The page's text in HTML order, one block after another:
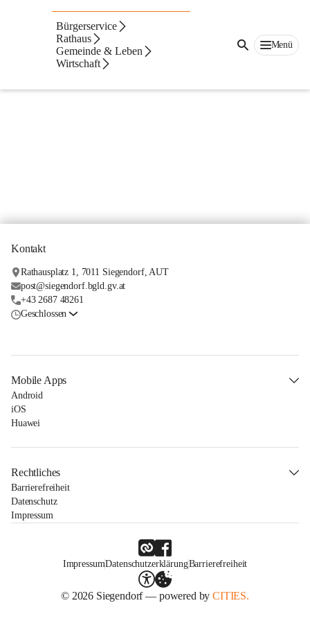
Bürgerservice
Rathaus
Gemeinde & Leben
Wirtschaft
Menü
Abfallvermeidungskonzept
Kontakt
Rathausplatz 1, 7011 Siegendorf, AUT
post@siegendorf.bgld.gv.at
+43 2687 48261
Geschlossen
Mobile Apps
Android
iOS
Huawei
Rechtliches
Barrierefreiheit
Datenschutz
Impressum
ImpressumDatenschutzerklärungBarrierefreiheit
© 2026 Siegendorf — powered byCITIES.